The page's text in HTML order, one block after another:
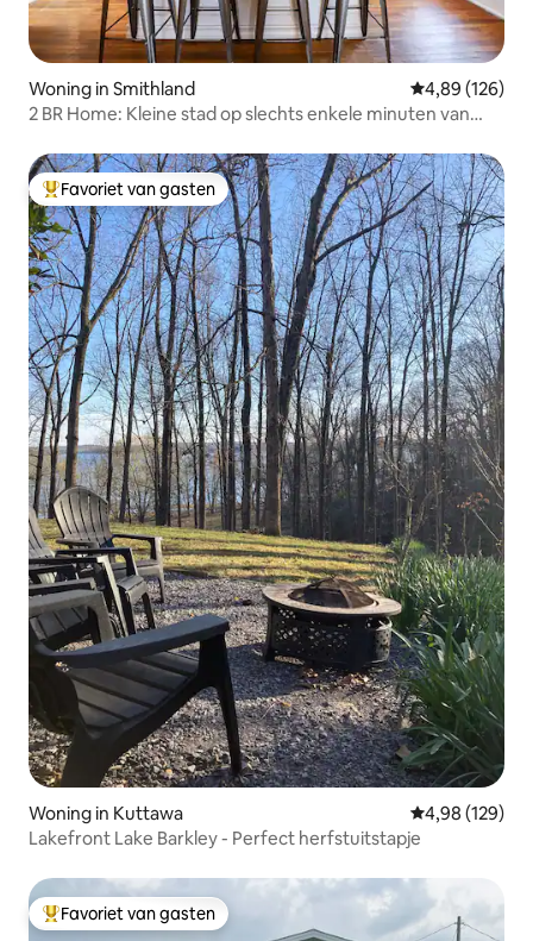
Woning in Smithland Gemiddelde
4,89 (126)
2 BR Home: Kleine stad op slechts enkele minuten van
Topfavoriet van gasten
Favoriet van gasten
Woning in Kuttawa Gemiddelde
4,98 (129)
Lakefront Lake Barkley - Perfect herfstuitstapje
Topfavoriet van gasten
Favoriet van gasten